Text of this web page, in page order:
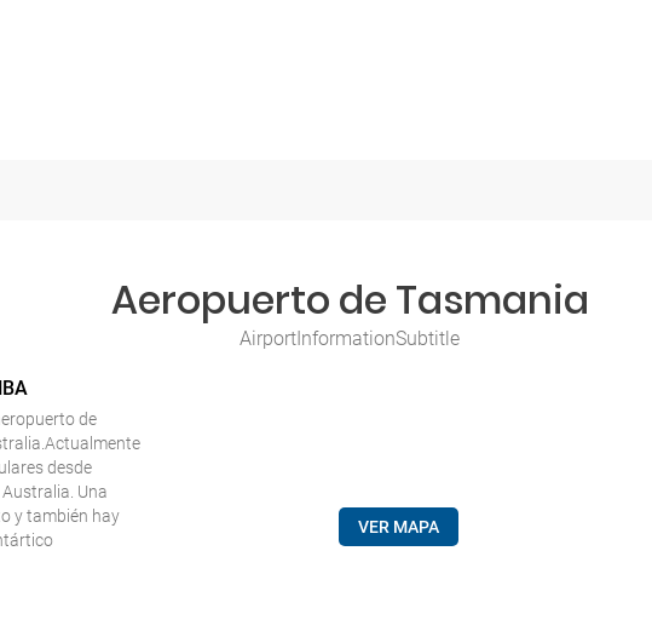
Aeropuerto de Tasmania
AirportInformationSubtitle
de
desde
Una
y también hay
VER MAPA